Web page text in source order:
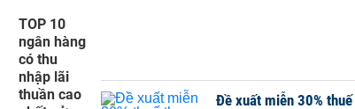
TOP 10
ngân hàng
có thu
nhập lãi
thuần cao
Đề xuất miễn 30% thuế